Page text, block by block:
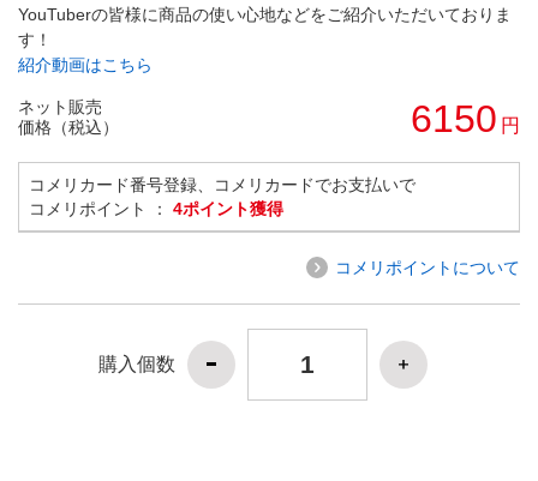
YouTuberの皆様に商品の使い心地などをご紹介いただいておりま
す！
紹介動画はこちら
ネット販売
価格（税込）
6150 円
コメリカード番号登録、コメリカードでお支払いで
コメリポイント ： 4ポイント獲得
コメリポイントについて
購入個数